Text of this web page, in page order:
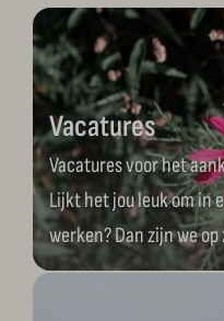
Vacatures
Vacatures voor het
Lijkt het jou leuk om in
werken? Dan zijn we